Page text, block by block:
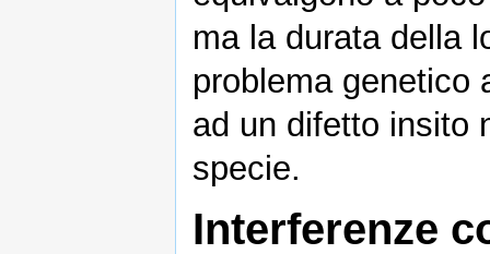
ma la durata della
problema genetico
ad un difetto insito
specie.
Interferenze